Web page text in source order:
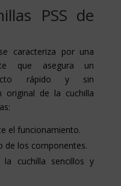
PSS de
caracteriza por una
que asegura un
rápido y sin
original de la cuchilla
el funcionamiento.
de los componentes.
cuchilla sencillos y